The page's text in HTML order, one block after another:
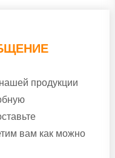
продукции
вам как можно